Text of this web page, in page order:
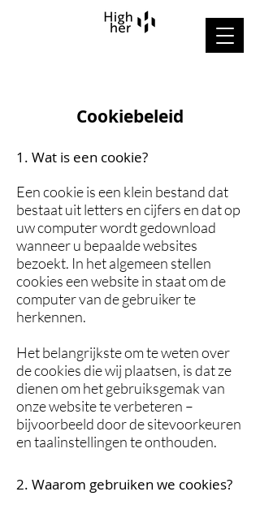
Cookiebeleid
1. Wat is een cookie?
Een cookie is een klein bestand dat
bestaat uit letters en cijfers en dat op
uw computer wordt gedownload
wanneer u bepaalde websites
bezoekt. In het algemeen stellen
cookies een website in staat om de
computer van de gebruiker te
herkennen.
Het belangrijkste om te weten over
de cookies die wij plaatsen, is dat ze
dienen om het gebruiksgemak van
onze website te verbeteren –
bijvoorbeeld door de sitevoorkeuren
en taalinstellingen te onthouden.
2. Waarom gebruiken we cookies?